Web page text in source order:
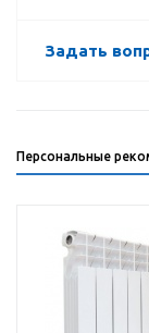
Задать
Персональные